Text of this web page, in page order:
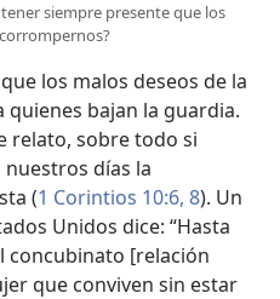
siempre presente que los
los malos deseos de la
bajan la guardia.
relato, sobre todo si
días la
(1 Corintios 10:6, 8). Un
Unidos dice: “Hasta
concubinato [relación
que conviven sin estar